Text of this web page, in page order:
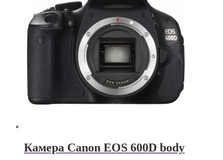
Камера Canon EOS 600D body